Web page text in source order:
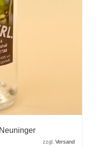
zzgl. Versand